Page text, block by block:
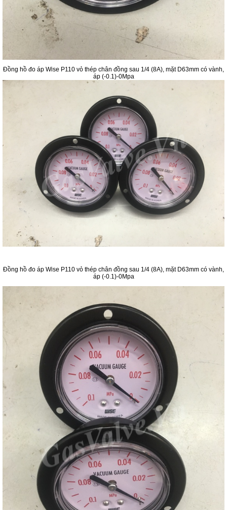
Đồng hồ đo áp Wise P110 vỏ thép chân đồng sau 1/4 (8A), mặt D63mm có vành,
áp (-0.1)-0Mpa
Đồng hồ đo áp Wise P110 vỏ thép chân đồng sau 1/4 (8A), mặt D63mm có vành,
áp (-0.1)-0Mpa